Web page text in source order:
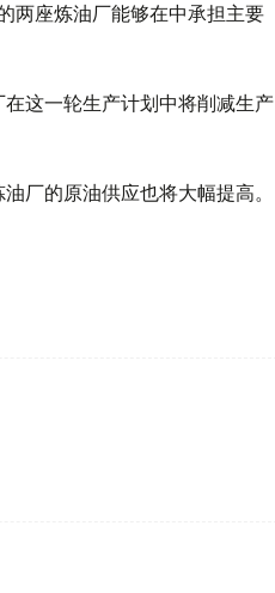
两座炼油厂能够在中承担主要
这一轮生产计划中将削减生产
厂的原油供应也将大幅提高。